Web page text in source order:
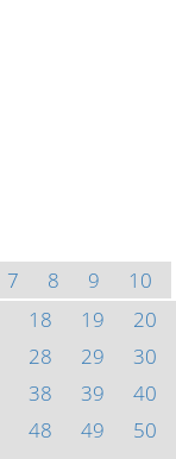
7 8 9
10
18 19
20
28 29
30
38 39
40
48 49
50